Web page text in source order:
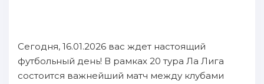
Сегодня, 16.01.2026 вас ждет настоящий
футбольный день! В рамках 20 тура Ла Лига
состоится важнейший матч между клубами